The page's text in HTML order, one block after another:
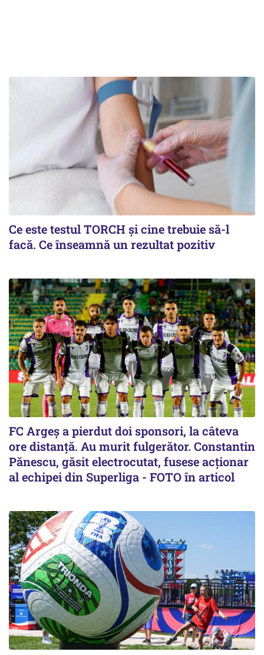
Ce este testul TORCH și cine trebuie să-l
facă. Ce înseamnă un rezultat pozitiv
FC Argeș a pierdut doi sponsori, la câteva
ore distanță. Au murit fulgerător. Constantin
Pănescu, găsit electrocutat, fusese acționar
al echipei din Superliga - FOTO în articol